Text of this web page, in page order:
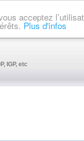
acceptez
Plus d'infos
IGP, etc